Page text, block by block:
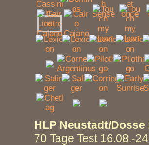
HLP Neustadt/Dosse
70 Tage Test 16.08.-